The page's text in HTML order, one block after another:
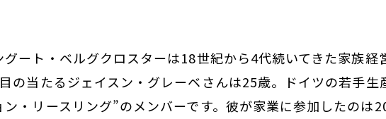
グート・ベルグクロスターは18世紀から4代続いてきた家族経
の当たるジェイスン・グレーベさんは25歳。ドイツの若手生
ン・リースリング”のメンバーです。彼が家業に参加したのは